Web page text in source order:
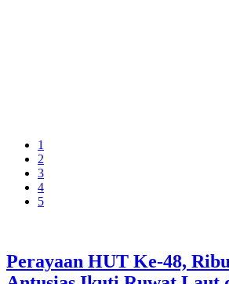
1
2
3
4
5
Perayaan HUT Ke-48,